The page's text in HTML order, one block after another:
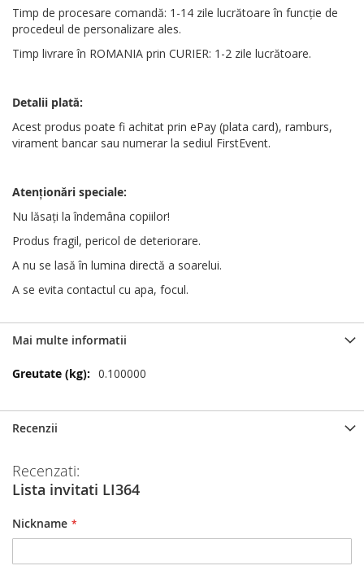
Timp de procesare comandă: 1-14 zile lucrătoare în funcție de
procedeul de personalizare ales.
Timp livrare în ROMANIA prin CURIER: 1-2 zile lucrătoare.
Detalii plată:
Acest produs poate fi achitat prin ePay (plata card), ramburs,
virament bancar sau numerar la sediul FirstEvent.
Atenționări speciale:
Nu lăsați la îndemâna copiilor!
Produs fragil, pericol de deteriorare.
A nu se lasă în lumina directă a soarelui.
A se evita contactul cu apa, focul.
Mai multe informatii
Mai
0.100000
Recenzii
Recenzati:
Lista invitati LI364
Nickname